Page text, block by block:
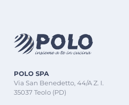
POLO SPA
Via San Benedetto, 44/A Z. I.
35037 Teolo (PD)